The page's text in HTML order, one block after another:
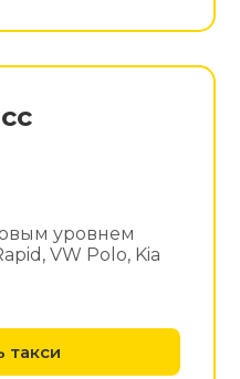
уровнем
VW Polo, Kia
такси